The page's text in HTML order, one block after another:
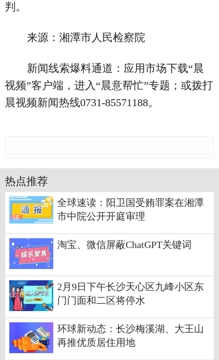
判。
来源：湘潭市人民检察院
新闻线索爆料通道：应用市场下载“晨
视频”客户端，进入“晨意帮忙”专题；或拨打
晨视频新闻热线0731-85571188。
热点推荐
全球速读：阳卫国受贿罪案在湘潭
市中院公开开庭审理
淘宝、微信屏蔽ChatGPT关键词
2月9日下午长沙天心区九峰小区东
门门面和二区将停水
环球新动态：长沙梅溪湖、大王山
再推优质居住用地